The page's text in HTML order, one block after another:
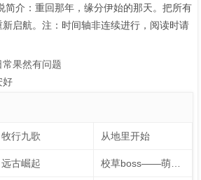
简介：重回那年，缘分伊始的那天。把所有
启航。注：时间轴非连续进行，阅读时请
果然有问题
好
牧行九歌 从地里开始
远古崛起 校草boss——萌妻己上线